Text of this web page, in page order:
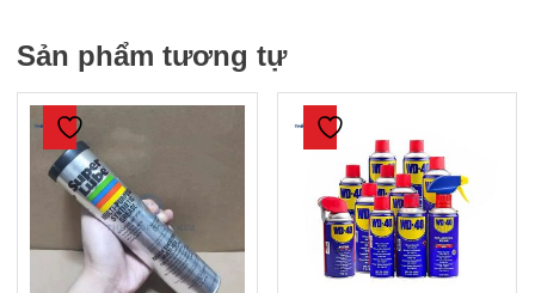
Sản phẩm tương tự